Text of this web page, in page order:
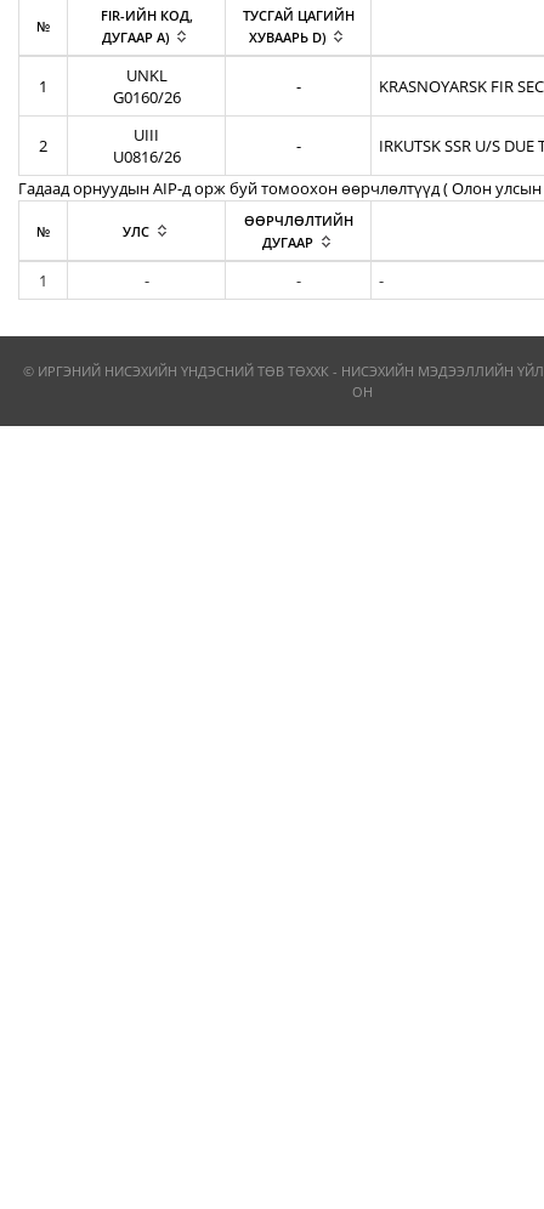
№
FIR-ИЙН КОД,
ДУГААР A)
ТУСГАЙ ЦАГИЙН
ХУВААРЬ D)
1
UNKL
G0160/26
- KRASNOYARSK FIR
2
UIII
U0816/26
-
IRKUTSK SSR U/S DUE
Гадаад орнуудын AIP-д орж буй томоохон өөрчлөлтүүд ( Олон улсын
№ УЛС
ӨӨРЧЛӨЛТИЙН
ДУГААР
1 - - -
© ИРГЭНИЙ НИСЭХИЙН ҮНДЭСНИЙ ТӨВ ТӨХХК - НИСЭХИЙН МЭДЭЭЛЛИЙН
ОН